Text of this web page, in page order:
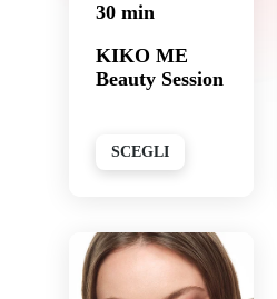
30 min
KIKO ME
Beauty Session
SCEGLI